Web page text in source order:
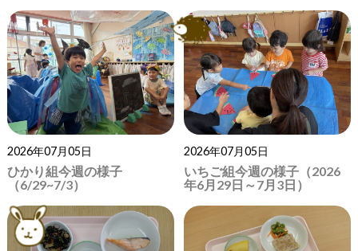
2026年07月05日
ひかり組今週の様子
（6/29~7/3）
2026年07月05日
いちご組今週の様子（2026
年6月29日～7月3日）